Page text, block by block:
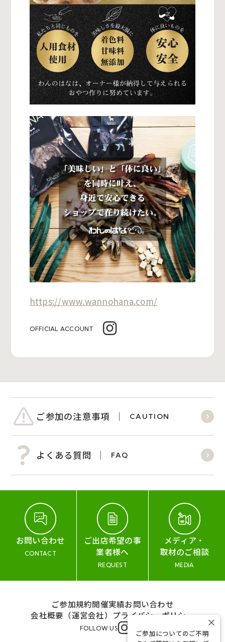
https://www.wannohana.com/
OFFICIAL ACCOUNT
ご参加の注意事項 CAUTION
よくある質問 FAQ
お問い合わせ
CONTACT
ご出店希望の事
業者様へ
REQUEST
メディア・
取材のご相談
MEDIA
ご参加規約開催実績お問い合わせ
会社概要（運営会社） プライバシーポリシー
FOLLOW US
ご参加についてのご不明
×